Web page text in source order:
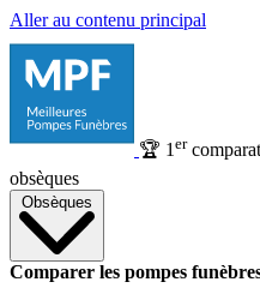
Aller au contenu principal
🏆 1 er
obsèques
Obsèques
Comparer les pompes